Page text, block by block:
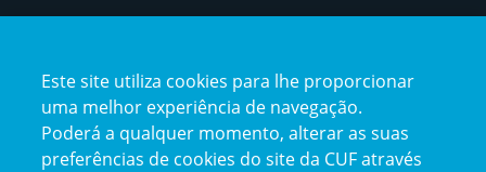
Este site utiliza cookies para lhe proporcionar
uma melhor experiência de navegação.
Poderá a qualquer momento, alterar as suas
preferências de cookies do site da CUF através